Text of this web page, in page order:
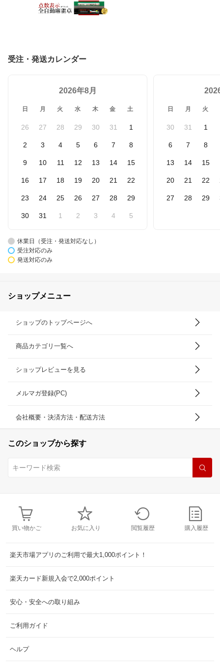
受注・発送カレンダー
2026年8月
日 月 火 水 木 金 土
26 27 28 29 30 31 1
2 3 4 5 6 7 8
9 10 11 12 13 14 15
16 17 18 19 20 21 22
23 24 25 26 27 28 29
30 31 1 2 3 4 5
日 月 火
30 31 1
6 7 8
13 14 15
20 21 22
27 28 29
休業日（受注・発送対応なし）
受注対応のみ
発送対応のみ
ショップメニュー
ショップのトップページへ
商品カテゴリ一覧へ
ショップレビューを見る
メルマガ登録(PC)
会社概要・決済方法・配送方法
このショップから探す
買い物かご お気に入り 閲覧履歴 購入履歴
楽天市場アプリのご利用で最大1,000ポイント！
楽天カード新規入会で2,000ポイント
安心・安全への取り組み
ご利用ガイド
ヘルプ